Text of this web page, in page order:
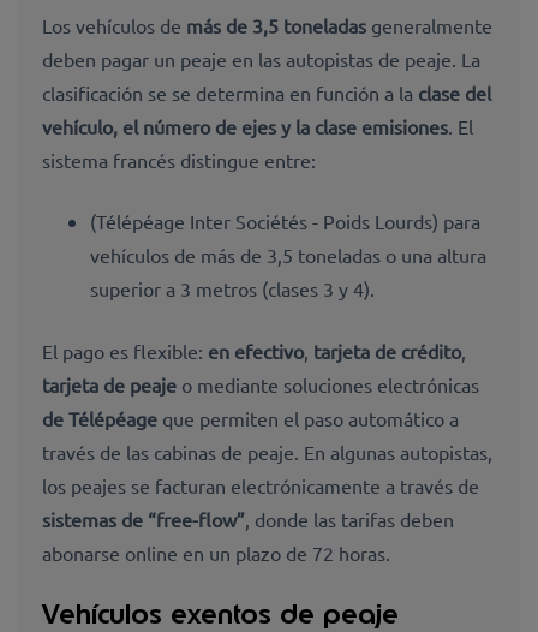
Los vehículos de más de 3,5 toneladas generalmente
deben pagar un peaje en las autopistas de peaje. La
clasificación se se determina en función a la clase del
vehículo, el número de ejes y la clase emisiones. El
sistema francés distingue entre:
(Télépéage Inter Sociétés - Poids Lourds) para
vehículos de más de 3,5 toneladas o una altura
superior a 3 metros (clases 3 y 4).
El pago es flexible: en efectivo tarjeta de crédito
tarjeta de peaje o mediante soluciones electrónicas
de Télépéage que permiten el paso automático a
través de las cabinas de peaje. En algunas autopistas,
los peajes se facturan electrónicamente a través de
sistemas de “free-flow” , donde las tarifas deben
abonarse online en un plazo de 72 horas.
Vehículos exentos de peaje